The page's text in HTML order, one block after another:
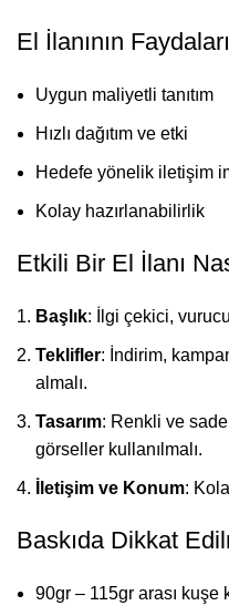
El İlanının Faydaları
Uygun maliyetli tanıtım
Hızlı dağıtım ve etki
Hedefe yönelik iletişim
Kolay hazırlanabilirlik
Etkili Bir El İlanı
Başlık: İlgi çekici,
Teklifler: İndirim,
almalı.
Tasarım: Renkli ve
görseller kullanılmalı.
İletişim ve Konum:
Baskıda Dikkat
90gr – 115gr arası kuşe